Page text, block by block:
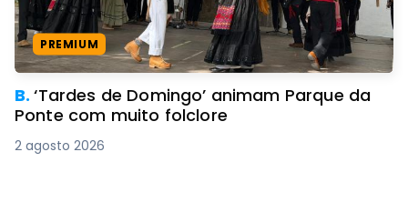
PREMIUM
B.‘Tardes de Domingo’ animam Parque da
Ponte com muito folclore
2 agosto 2026